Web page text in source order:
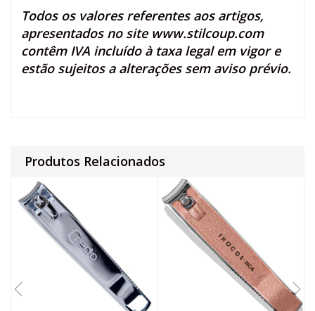
Todos os valores referentes aos artigos,
apresentados no site www.stilcoup.com
contêm IVA incluído à taxa legal em vigor e
estão sujeitos a alterações sem aviso prévio.
Produtos Relacionados